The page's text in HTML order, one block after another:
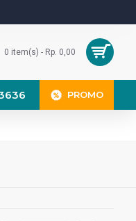
0 item(s) - Rp. 0,00
PROMO